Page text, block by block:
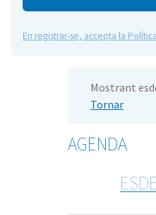
En registrar-se, accepta la
Mostrant
Tornar
AGENDA